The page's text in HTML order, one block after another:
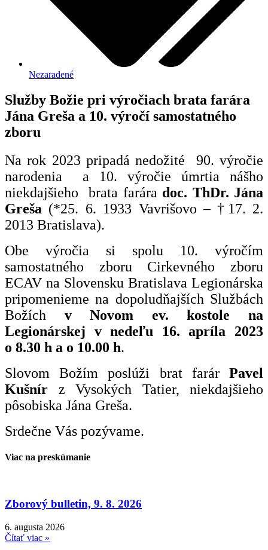
Nezaradené
Služby Božie pri výročiach brata farára
Jána Greša a 10. výročí samostatného
zboru
Na rok 2023 pripadá nedožité 90. výročie
narodenia a 10. výročie úmrtia nášho
niekdajšieho brata farára doc. ThDr. Jána
Greša (*25. 6. 1933 Vavrišovo – †17. 2.
2013 Bratislava).
Obe výročia si spolu 10. výročím
samostatného zboru Cirkevného zboru
ECAV na Slovensku Bratislava Legionárska
pripomenieme na dopoludňajších Službách
Božích v Novom ev. kostole na
Legionárskej v nedeľu 16. apríla 2023
o 8.30 h a o 10.00 h.
Slovom Božím poslúži brat farár Pavel
Kušnír z Vysokých Tatier, niekdajšieho
pôsobiska Jána Greša.
Srdečne Vás pozývame.
Viac na preskúmanie
Zborový bulletin, 9. 8. 2026
6. augusta 2026
Čítať viac »